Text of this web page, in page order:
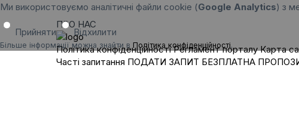
Ми використовуємо аналітичні файли cookie (Google Analytics) з
Прийняти Відхилити
Більше інформації можна знайти в Політика конфіденційності.
ПРО НАС
Політика конфіденційності Регламент порталу Карта
Часті запитання ПОДАТИ ЗАПИТ БЕЗПЛАТНА